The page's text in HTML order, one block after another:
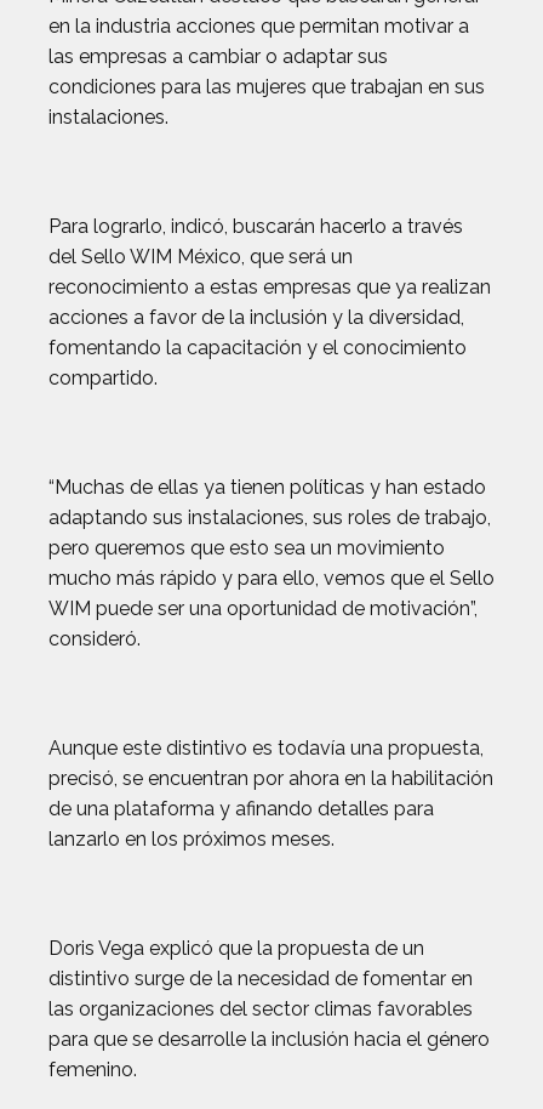
en la industria acciones que permitan motivar a
las empresas a cambiar o adaptar sus
condiciones para las mujeres que trabajan en sus
instalaciones.
Para lograrlo, indicó, buscarán hacerlo a través
del Sello WIM México, que será un
reconocimiento a estas empresas que ya realizan
acciones a favor de la inclusión y la diversidad,
fomentando la capacitación y el conocimiento
compartido.
“Muchas de ellas ya tienen políticas y han estado
adaptando sus instalaciones, sus roles de trabajo,
pero queremos que esto sea un movimiento
mucho más rápido y para ello, vemos que el Sello
WIM puede ser una oportunidad de motivación”,
consideró.
Aunque este distintivo es todavía una propuesta,
precisó, se encuentran por ahora en la habilitación
de una plataforma y afinando detalles para
lanzarlo en los próximos meses.
Doris Vega explicó que la propuesta de un
distintivo surge de la necesidad de fomentar en
las organizaciones del sector climas favorables
para que se desarrolle la inclusión hacia el género
femenino.